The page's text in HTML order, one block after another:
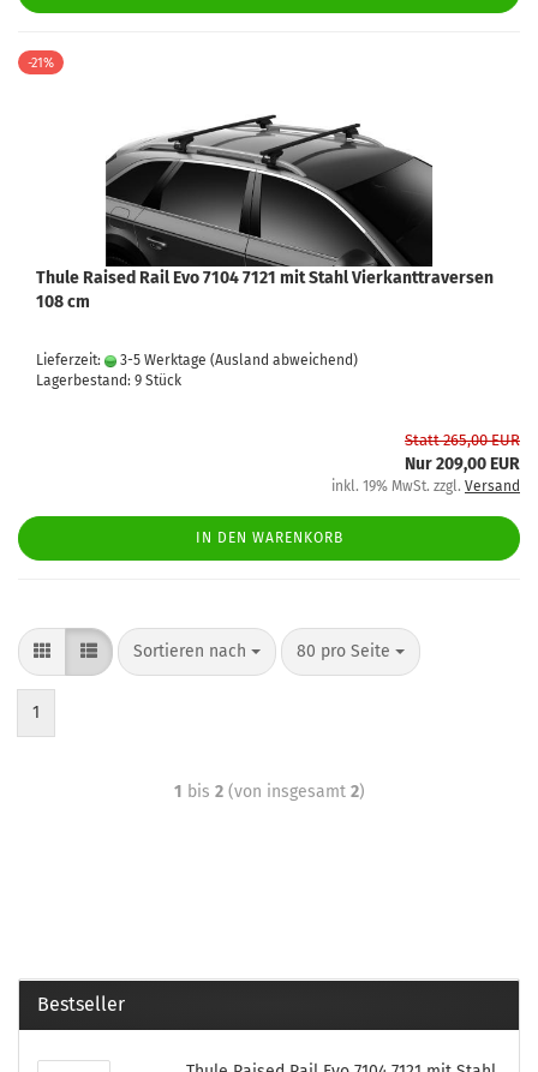
-21%
Thule Raised Rail Evo 7104 7121 mit Stahl Vierkanttraversen
108 cm
Lieferzeit: 3-5 Werktage (Ausland abweichend)
Lagerbestand: 9 Stück
Statt 265,00 EUR
Nur 209,00 EUR
inkl. 19% MwSt. zzgl. Versand
IN DEN WARENKORB
Sortieren nach 80 pro Seite
1
1 bis 2(von insgesamt 2)
Bestseller